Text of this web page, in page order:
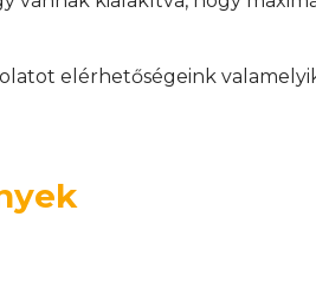
elérhetőségeink